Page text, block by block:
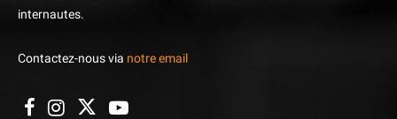
internautes.
Contactez-nous via notre email